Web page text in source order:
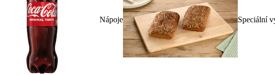
Nápoje Speciální